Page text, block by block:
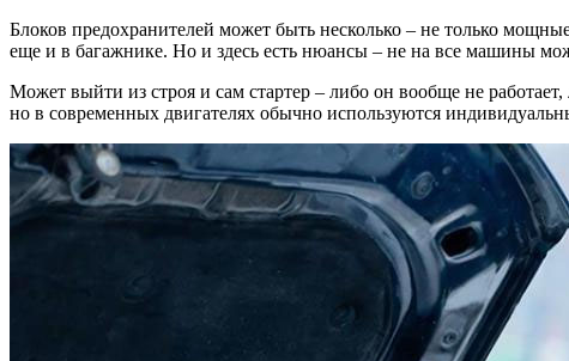
Блоков предохранителей может быть несколько – не только
еще и в багажнике. Но и здесь есть нюансы – не на все машины
Может выйти из строя и сам стартер – либо он вообще не
но в современных двигателях обычно используются